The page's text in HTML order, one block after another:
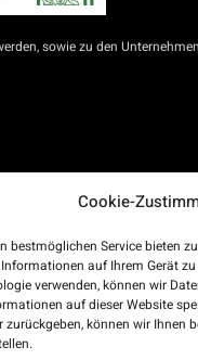
Cookie-
bestmöglichen Service bieten
auf Ihrem Gerät
verwenden, können wir
auf dieser Website
zurückgeben, können wir
sowie zu den
und KMU zur
Städte Ceuta und Melilla für
des
privater Unternehmen, die im
wird.